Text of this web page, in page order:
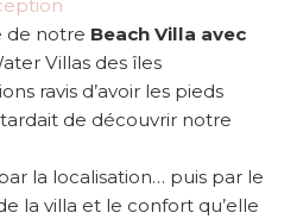
de notre Beach Villa avec
Villas des îles
ravis d’avoir les pieds
de découvrir notre
la localisation… puis par le
la villa et le confort qu’elle